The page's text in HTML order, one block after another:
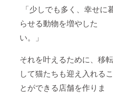
「少しでも多く、幸せに
らせる動物を増やした
い。」
それを叶えるために、移転
して猫たちも迎え入れるこ
とができる店舗を作りま